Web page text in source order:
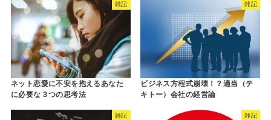
雑記
ネット恋愛に不安を抱えるあなた
に必要な３つの思考法
雑記
ビジネス方程式崩壊！？適当（テ
キトー）会社の経営論
雑記 雑記